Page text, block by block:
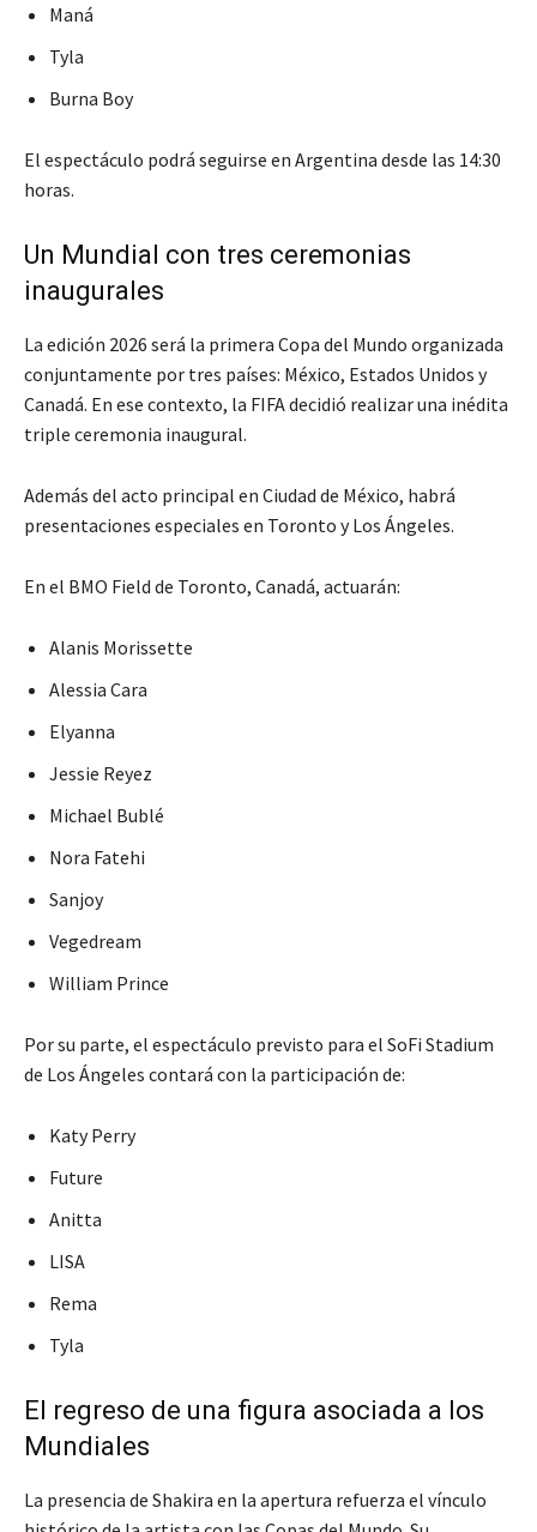
Maná
Tyla
Burna Boy
El espectáculo podrá seguirse en Argentina desde las 14:30
horas.
Un Mundial con tres ceremonias
inaugurales
La edición 2026 será la primera Copa del Mundo organizada
conjuntamente por tres países: México, Estados Unidos y
Canadá. En ese contexto, la FIFA decidió realizar una inédita
triple ceremonia inaugural.
Además del acto principal en Ciudad de México, habrá
presentaciones especiales en Toronto y Los Ángeles.
En el BMO Field de Toronto, Canadá, actuarán:
Alanis Morissette
Alessia Cara
Elyanna
Jessie Reyez
Michael Bublé
Nora Fatehi
Sanjoy
Vegedream
William Prince
Por su parte, el espectáculo previsto para el SoFi Stadium
de Los Ángeles contará con la participación de:
Katy Perry
Future
Anitta
LISA
Rema
Tyla
El regreso de una figura asociada a los
Mundiales
La presencia de Shakira en la apertura refuerza el vínculo